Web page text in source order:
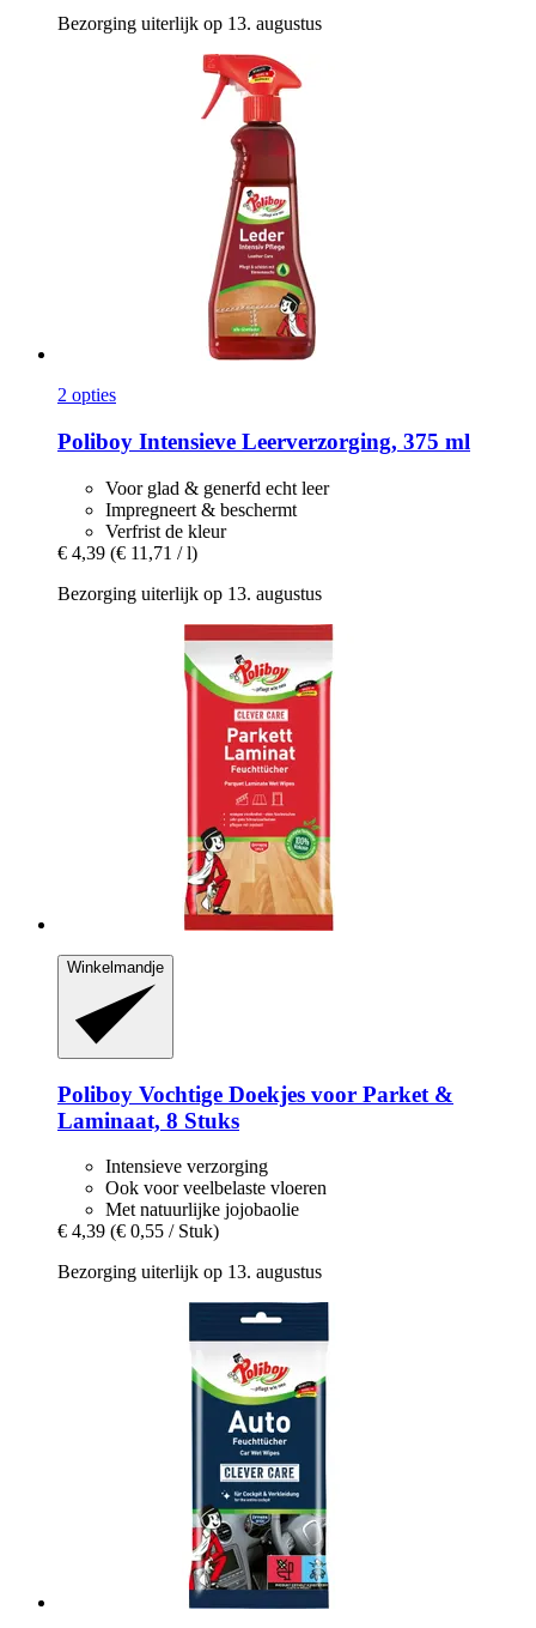
Bezorging uiterlijk op 13. augustus
2 opties
Poliboy Intensieve Leerverzorging, 375 ml
Voor glad & generfd echt leer
Impregneert & beschermt
Verfrist de kleur
€ 4,39 (€ 11,71 / l)
Bezorging uiterlijk op 13. augustus
Winkelmandje
Poliboy Vochtige Doekjes voor Parket &
Laminaat, 8 Stuks
Intensieve verzorging
Ook voor veelbelaste vloeren
Met natuurlijke jojobaolie
€ 4,39 (€ 0,55 / Stuk)
Bezorging uiterlijk op 13. augustus